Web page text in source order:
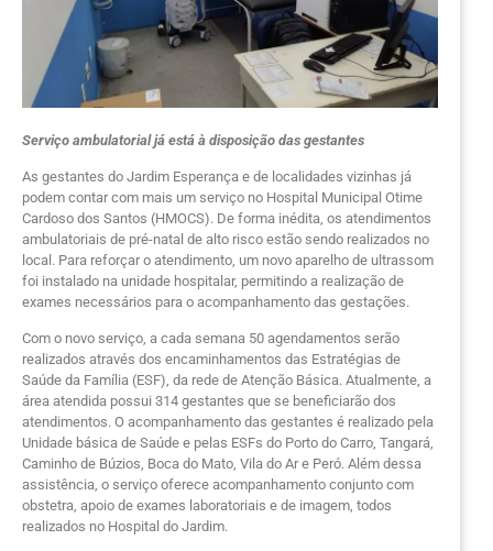
Serviço ambulatorial já está à disposição das gestantes
As gestantes do Jardim Esperança e de localidades vizinhas já
podem contar com mais um serviço no Hospital Municipal Otime
Cardoso dos Santos (HMOCS). De forma inédita, os atendimentos
ambulatoriais de pré-natal de alto risco estão sendo realizados no
local. Para reforçar o atendimento, um novo aparelho de ultrassom
foi instalado na unidade hospitalar, permitindo a realização de
exames necessários para o acompanhamento das gestações.
Com o novo serviço, a cada semana 50 agendamentos serão
realizados através dos encaminhamentos das Estratégias de
Saúde da Família (ESF), da rede de Atenção Básica. Atualmente, a
área atendida possui 314 gestantes que se beneficiarão dos
atendimentos. O acompanhamento das gestantes é realizado pela
Unidade básica de Saúde e pelas ESFs do Porto do Carro, Tangará,
Caminho de Búzios, Boca do Mato, Vila do Ar e Peró. Além dessa
assistência, o serviço oferece acompanhamento conjunto com
obstetra, apoio de exames laboratoriais e de imagem, todos
realizados no Hospital do Jardim.